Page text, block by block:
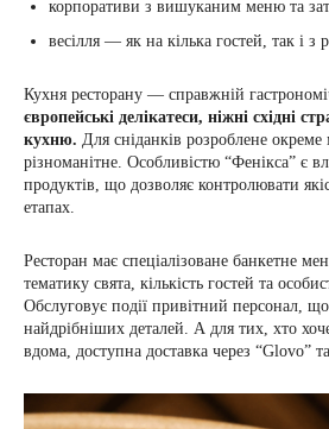
корпоративи з вишуканим меню та
весілля — як на кілька гостей, так і з
Кухня ресторану — справжній
європейські делікатеси, ніжні східні
кухню. Для сніданків розроблене
різноманітне. Особливістю “Фенікса” є
продуктів, що дозволяє контролювати
етапах.
Ресторан має спеціалізоване банкетне
тематику свята, кількість гостей та
Обслуговує події привітний персонал,
найдрібніших деталей. А для тих, хто
вдома, доступна доставка через “Glovo”